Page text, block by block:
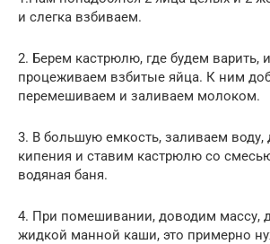
и слегка взбиваем.
2. Берем кастрюлю, где будем варить,
процеживаем взбитые яйца. К ним
перемешиваем и заливаем молоком.
3. В большую емкость, заливаем
кипения и ставим кастрюлю со
водяная баня.
4. При помешивании, доводим массу,
жидкой манной каши, это примерно